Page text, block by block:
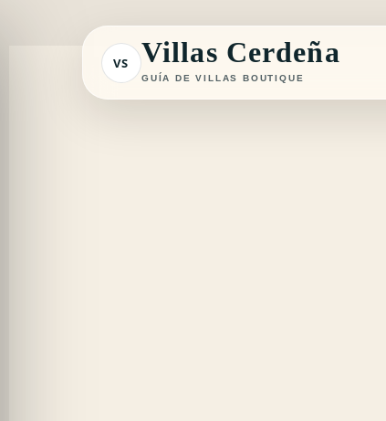
VS Villas Cerdeña
GUÍA DE VILLAS BOUTIQUE